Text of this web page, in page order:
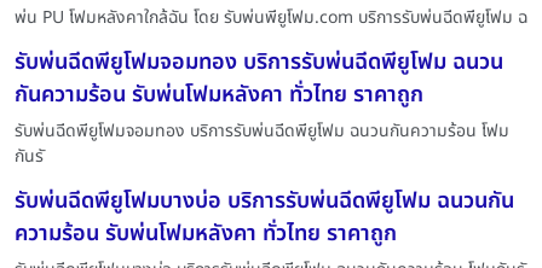
พ่น PU โฟมหลังคาใกล้ฉัน โดย รับพ่นพียูโฟม.com บริการรับพ่นฉีดพียูโฟม ฉ
รับพ่นฉีดพียูโฟมจอมทอง บริการรับพ่นฉีดพียูโฟม ฉนวน
กันความร้อน รับพ่นโฟมหลังคา ทั่วไทย ราคาถูก
รับพ่นฉีดพียูโฟมจอมทอง บริการรับพ่นฉีดพียูโฟม ฉนวนกันความร้อน โฟม
กันรั
รับพ่นฉีดพียูโฟมบางบ่อ บริการรับพ่นฉีดพียูโฟม ฉนวนกัน
ความร้อน รับพ่นโฟมหลังคา ทั่วไทย ราคาถูก